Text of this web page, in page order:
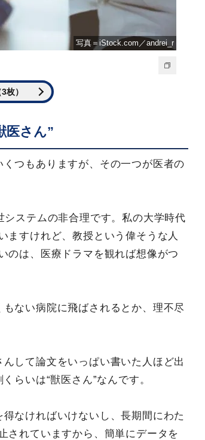
写真＝iStock.com／andrei_r
枚）
医さん”
つもありますが、その一つが医者の
ステムの非合理です。私の大学時代
ますけれど、教授という偉そうな人
のは、医療ドラマを観れば想像がつ
ない病院に飛ばされるとか、理不尽
して論文をいっぱい書いた人ほど出
らいは“獣医さん”なんです。
なければいけないし、長期間にわた
されていますから、簡単にデータを